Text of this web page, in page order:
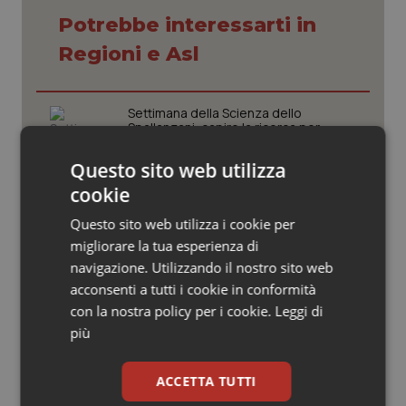
Veneto
Oncoematologia
Oncologia & Nutrizione
Quotidiano Cardiologia
Quotidiano Chirurgia
Quotidiano Oncologia
Quotidiano Pediatria
Rene & patologie urogenitali
Potrebbe interessarti in
Regioni e Asl
Settimana della Scienza dello
Spallanzani: capire la ricerca per
Regione Lombardia scrive al ministro
fotografano la qualità reale del Ssn”
Case di comunità. La sfida ora è
riempirle di professionisti e servizi. Il
punto della Conferenza delle Regioni
San Raffaele di Milano. Ispezioni e
criticità riscontrate, stop al
laboratorio di Embriologia
Questo sito web utilizza
cookie
Questo sito web utilizza i cookie per
migliorare la tua esperienza di
navigazione. Utilizzando il nostro sito web
acconsenti a tutti i cookie in conformità
con la nostra policy per i cookie. Leggi di
più
ACCETTA TUTTI